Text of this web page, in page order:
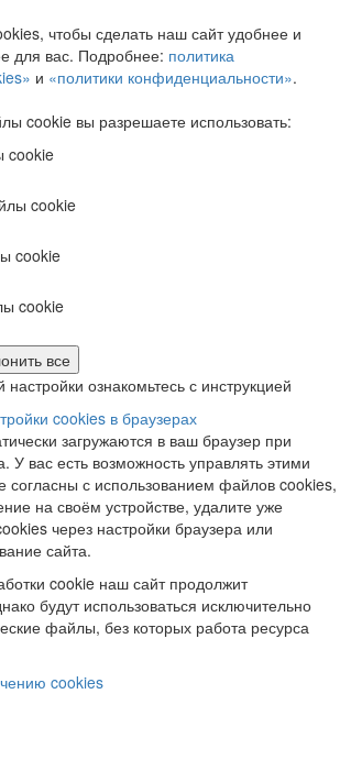
чтобы сделать наш сайт удобнее и
для вас. Подробнее: политика
и «политики конфиденциальности».
cookie вы разрешаете использовать:
cookie
cookie
cookie
cookie
все
ознакомьтесь с инструкцией
cookies в браузерах
загружаются в ваш браузер при
У вас есть возможность управлять этими
с использованием файлов cookies,
на своём устройстве, удалите уже
через настройки браузера или
сайта.
cookie наш сайт продолжит
будут использоваться исключительно
файлы, без которых работа ресурса
cookies